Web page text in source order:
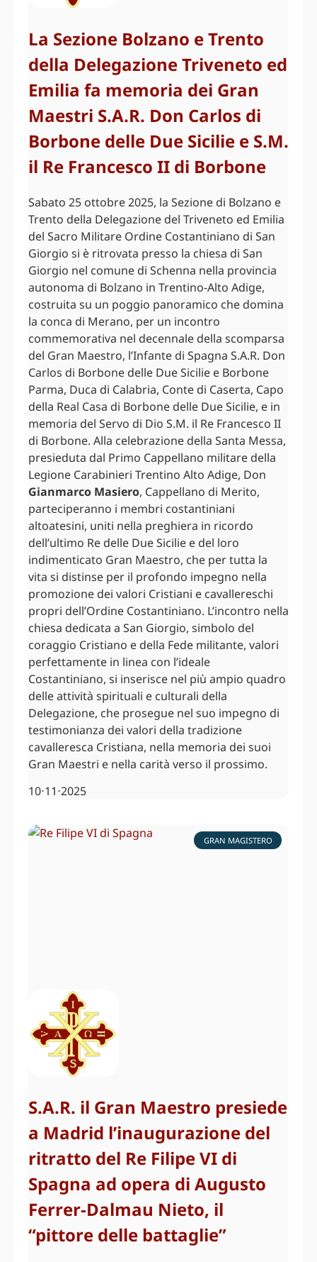
La Sezione Bolzano e Trento
della Delegazione Triveneto ed
Emilia fa memoria dei Gran
Maestri S.A.R. Don Carlos di
Borbone delle Due Sicilie e S.M.
il Re Francesco II di Borbone
Sabato 25 ottobre 2025, la Sezione di Bolzano e
Trento della Delegazione del Triveneto ed Emilia
del Sacro Militare Ordine Costantiniano di San
Giorgio si è ritrovata presso la chiesa di San
Giorgio nel comune di Schenna nella provincia
autonoma di Bolzano in Trentino-Alto Adige,
costruita su un poggio panoramico che domina
la conca di Merano, per un incontro
commemorativa nel decennale della scomparsa
del Gran Maestro, l’Infante di Spagna S.A.R. Don
Carlos di Borbone delle Due Sicilie e Borbone
Parma, Duca di Calabria, Conte di Caserta, Capo
della Real Casa di Borbone delle Due Sicilie, e in
memoria del Servo di Dio S.M. il Re Francesco II
di Borbone. Alla celebrazione della Santa Messa,
presieduta dal Primo Cappellano militare della
Legione Carabinieri Trentino Alto Adige, Don
Gianmarco Masiero, Cappellano di Merito,
parteciperanno i membri costantiniani
altoatesini, uniti nella preghiera in ricordo
dell’ultimo Re delle Due Sicilie e del loro
indimenticato Gran Maestro, che per tutta la
vita si distinse per il profondo impegno nella
promozione dei valori Cristiani e cavallereschi
propri dell’Ordine Costantiniano. L’incontro nella
chiesa dedicata a San Giorgio, simbolo del
coraggio Cristiano e della Fede militante, valori
perfettamente in linea con l’ideale
Costantiniano, si inserisce nel più ampio quadro
delle attività spirituali e culturali della
Delegazione, che prosegue nel suo impegno di
testimonianza dei valori della tradizione
cavalleresca Cristiana, nella memoria dei suoi
Gran Maestri e nella carità verso il prossimo.
10⋅11⋅2025
GRAN MAGISTERO
S.A.R. il Gran Maestro presiede
a Madrid l’inaugurazione del
ritratto del Re Filipe VI di
Spagna ad opera di Augusto
Ferrer-Dalmau Nieto, il
“pittore delle battaglie”